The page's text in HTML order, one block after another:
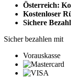
Österreich:
Kostenloser
Sichere
Sicher bezahlen mit
Vorauskasse